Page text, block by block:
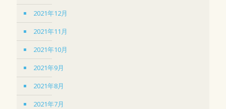
2021年12月
2021年11月
2021年10月
2021年9月
2021年8月
2021年7月